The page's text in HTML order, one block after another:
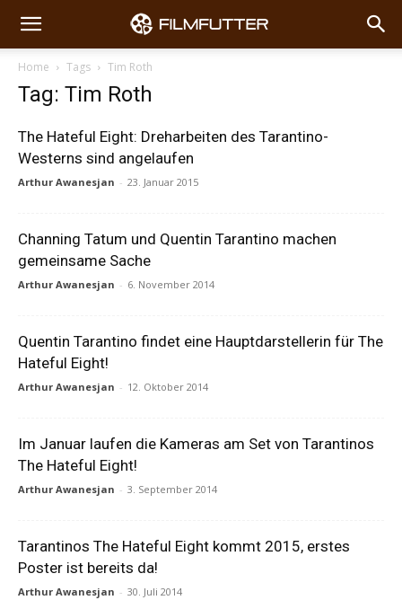
Home Tags Tim Roth
Tag: Tim Roth
The Hateful Eight: Dreharbeiten des Tarantino-
Westerns sind angelaufen
Arthur Awanesjan - 23. Januar 2015
Channing Tatum und Quentin Tarantino machen
gemeinsame Sache
Arthur Awanesjan - 6. November 2014
Quentin Tarantino findet eine Hauptdarstellerin für The
Hateful Eight!
Arthur Awanesjan - 12. Oktober 2014
Im Januar laufen die Kameras am Set von Tarantinos
The Hateful Eight!
Arthur Awanesjan - 3. September 2014
Tarantinos The Hateful Eight kommt 2015, erstes
Poster ist bereits da!
Arthur Awanesjan - 30. Juli 2014